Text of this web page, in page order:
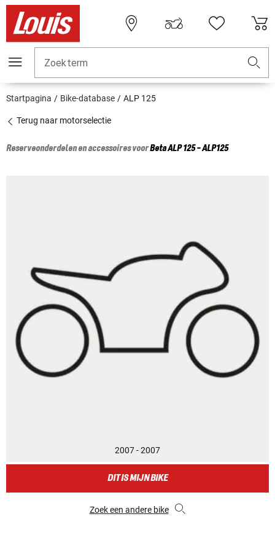
Zoekterm
Startpagina Bike-database ALP 125
Terug naar motorselectie
Reserveonderdelen en accessoires voorBetaALP 125 - ALP125
2007 - 2007
DIT IS MIJN BIKE
Zoek een andere bike